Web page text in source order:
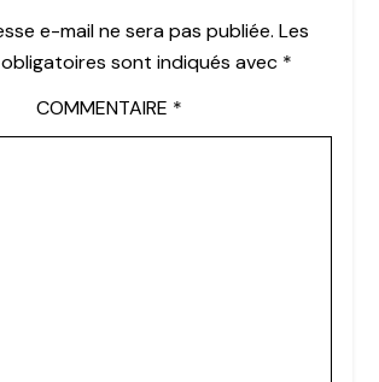
e-mail ne sera pas publiée. Les
sont indiqués avec *
COMMENTAIRE *